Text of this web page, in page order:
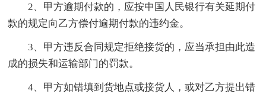
2、甲方逾期付款的，应按中国人民银行有关延期付
款的规定向乙方偿付逾期付款的违约金。
3、甲方违反合同规定拒绝接货的，应当承担由此造
成的损失和运输部门的罚款。
4、甲方如错填到货地点或接货人，或对乙方提出错